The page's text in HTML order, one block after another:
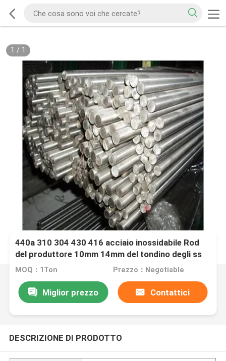
1 / 1
440a 310 304 430 416 acciaio inossidabile Rod
del produttore 10mm 14mm del tondino degli ss
MOQ：1Ton Prezzo：Negotiable
Miglior prezzo Contattici
DESCRIZIONE DI PRODOTTO